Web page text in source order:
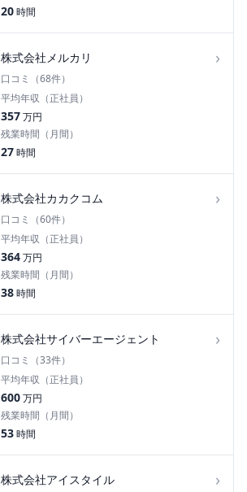
20時間
株式会社メルカリ ›
口コミ（68件）
平均年収（正社員）
357万円
残業時間（月間）
27時間
株式会社カカクコム ›
口コミ（60件）
平均年収（正社員）
364万円
残業時間（月間）
38時間
株式会社サイバーエージェント ›
口コミ（33件）
平均年収（正社員）
600万円
残業時間（月間）
53時間
株式会社アイスタイル ›